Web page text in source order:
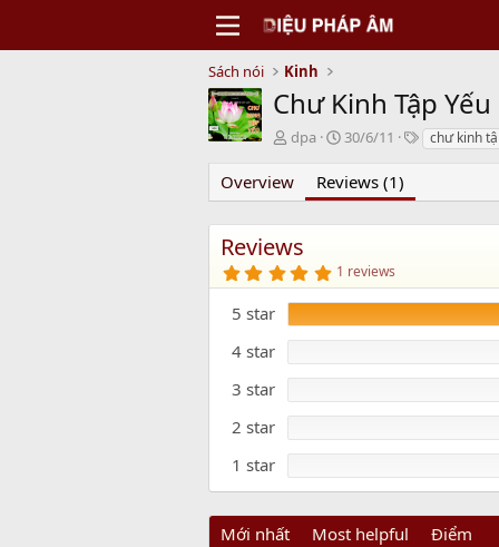
Sách nói Kinh
Chư Kinh Tập Yếu
N
ư
ờ
ử
i
dpa
C
e
a
n
a
t
30/6/11
T
s
chư kinh
Overview Reviews (1)
Reviews
5
.
0
0
s
a
r
s
1 reviews
5 star
4 star
3 star
2 star
1 star
Mới nhất Most helpful Điểm